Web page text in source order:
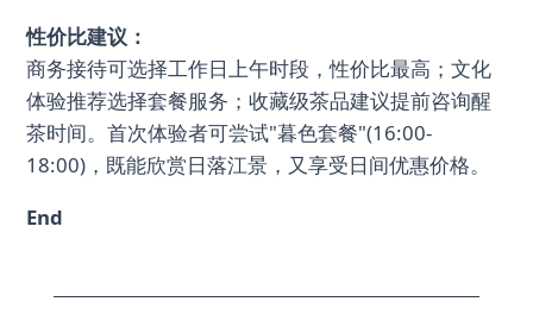
性价比建议：
商务接待可选择工作日上午时段，性价比最高；文化
体验推荐选择套餐服务；收藏级茶品建议提前咨询醒
茶时间。首次体验者可尝试"暮色套餐"(16:00-
18:00)，既能欣赏日落江景，又享受日间优惠价格。
End